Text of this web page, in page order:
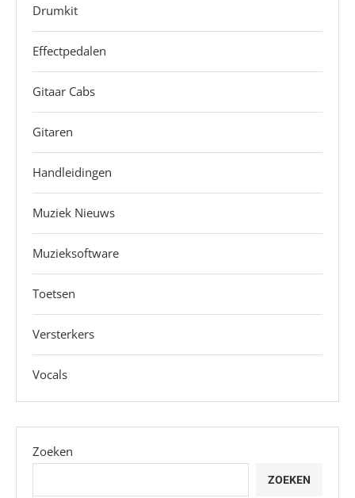
Zoeken
ZOEKEN
Drumkit
Effectpedalen
Gitaar Cabs
Gitaren
Handleidingen
Muziek Nieuws
Muzieksoftware
Toetsen
Versterkers
Vocals